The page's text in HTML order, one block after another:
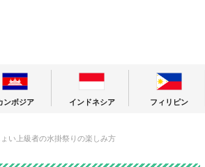
ンボジア インドネシア フィリピン
い上級者の水掛祭りの楽しみ方